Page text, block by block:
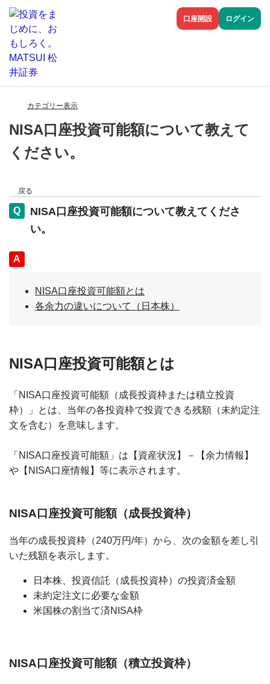
口座開設 ログイン
カテゴリー表示
NISA口座投資可能額について教えて
ください。
戻る
NISA口座投資可能額について教えてくださ
い。
回答
NISA口座投資可能額とは
各余力の違いについて（日本株）
NISA口座投資可能額とは
「NISA口座投資可能額（成長投資枠または積立投資
枠）」とは、当年の各投資枠で投資できる残額（未約定注
文を含む）を意味します。
「NISA口座投資可能額」は【資産状況】－【余力情報】
や【NISA口座情報】等に表示されます。
NISA口座投資可能額（成長投資枠）
当年の成長投資枠（240万円/年）から、次の金額を差し引
いた残額を表示します。
日本株、投資信託（成長投資枠）の投資済金額
未約定注文に必要な金額
米国株の割当て済NISA枠
NISA口座投資可能額（積立投資枠）